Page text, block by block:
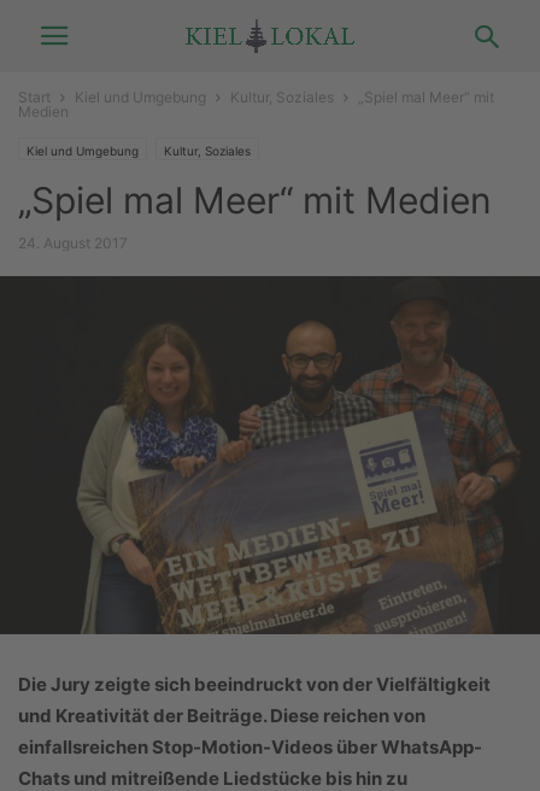
Start Kiel und Umgebung Kultur, Soziales
„Spiel mal Meer“ mit
Medien
Kiel und Umgebung Kultur, Soziales
„Spiel mal Meer“ mit Medien
24. August 2017
Die Jury zeigte sich beeindruckt von der Vielfältigkeit
und Kreativität der Beiträge. Diese reichen von
einfallsreichen Stop-Motion-Videos über WhatsApp-
Chats und mitreißende Liedstücke bis hin zu